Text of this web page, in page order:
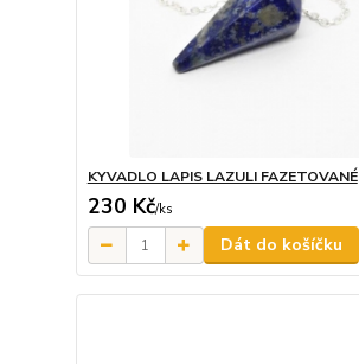
KYVADLO LAPIS LAZULI FAZETOVANÉ
230 Kč/ks
Dát do košíčku